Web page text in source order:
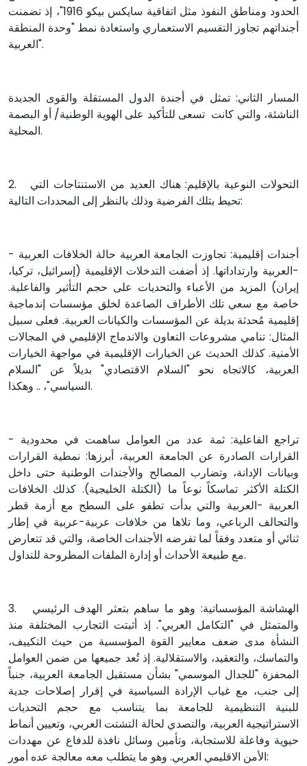
الحدود ومناطق النفوذ مثل اتفاقية سايكس بيكو 1916"، إذ تضمنت
أجنداتهم تجاوز التقسيم الاستعماري واستعادة نمط "وحدة المنطقة
العربية".
المسار الثاني: تمثل في أجندة الدول المستقلة والقوى الجديدة
الناشئة، والتي كانت تسعى للتأكيد على الهوية الوطنية/ أو البصمة
المحلية.
2. التحولات النوعية بالإقليم: هناك العديد من الاستنتاجات التي
تحيط بتلك الفرضية وذلك بالنظر إلى المحددات التالية:
- أجندات إقليمية: تجاوزت الجامعة العربية حالة الخلافات العربية
-العربية وارتداداتها. إذ أضفت التدخلات الإقليمية (إسرائيل، تركيا،
إيران) المزيد من الأعباء والتحديات على حجم التأثير والفاعلية.
خاصة مع سعي تلك الأطراف الصاعدة لخلق مؤسسات إندماجية
إقليمية مُحدثة بديلة عن المؤسسات والكيانات العربية. فعلى سبيل
المثال: تنامي مشروعات التعاون والاندماج الإقليمي في المجالات
الأمنية. كذلك الحديث عن الخيارات الإقليمية في مواجهة الخيارات
العربية، كالاتجاه نحو "السلام الاقتصادي" بديلاً عن "السلام
السياسي"، .. وهكذا.
- تراجع الفاعلية: ثمة عدد من العوامل ساهمت في محدودية
القرارات الصادرة عن الجامعة العربية، أبرزها: نمطية القرارات
وبيانات الإدانة، وتضارب المصالح والأجندات الوطنية حتى داخل
الكتلة الأكثر تماسكاً نوعاً ما (الكتلة الخليجية). كذلك الخلافات
العربية -العربية والتي بدأت تطفو على السطح مع أزمة قطر
والتحالف الرباعي، وما تلاها من خلافات عربية-عربية في إطار
ثنائي أو متعدد وفقاً لما تفرضه الأجندات الخاصة، والتي قد تتعارض
مع طبيعة الأحداث أو إدارة الملفات المطروحة للتداول.
3. الهشاشة المؤسساتية: وهو ما ساهم بتعثر الهدف الرئيسي
والمتمثل في "التكامل العربي". إذ أثبتت التجارب المختلفة منذ
النشأة مدى ضعف معايير القوة المؤسسية من حيث التكييف،
والتماسك، والتعقيد، والاستقلالية. إذ تُعد جميعها من ضمن العوامل
المحفزة "للجدال الموسمي" بشأن مستقبل الجامعة العربية، جنباً
إلى جنب، مع غياب الإرادة السياسية في إقرار إصلاحات جدية
للبنية التنظيمية للجامعة بما يتناسب مع حجم التحديات
الاستراتيجية العربية، والتصدي لحالة التشتت العربي، وتعيين أنماط
حيوية وفاعلة للاستجابة، وتأمين وسائل نافذة للدفاع عن مهددات
الأمن الاقليمي العربي. وهو ما يتطلب معه معالجة عده أمور: